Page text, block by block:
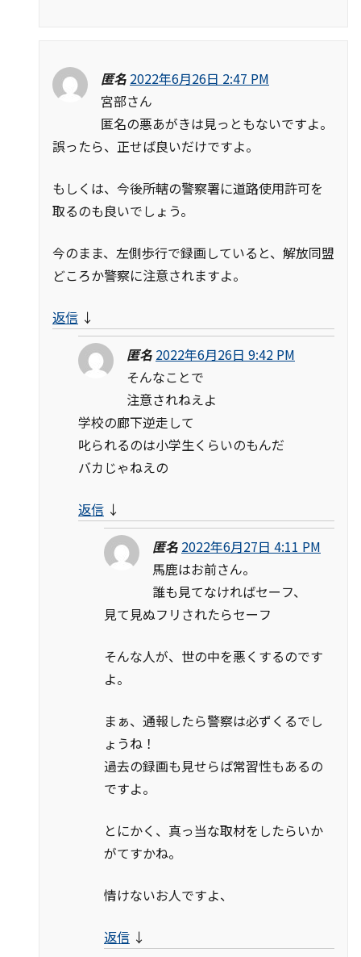
匿名 2022年6月26日 2:47 PM
宮部さん
匿名の悪あがきは見っともないですよ。
誤ったら、正せば良いだけですよ。
もしくは、今後所轄の警察署に道路使用許可を
取るのも良いでしょう。
今のまま、左側歩行で録画していると、解放同盟
どころか警察に注意されますよ。
返信 ↓
匿名 2022年6月26日 9:42 PM
そんなことで
注意されねえよ
学校の廊下逆走して
叱られるのは小学生くらいのもんだ
バカじゃねえの
返信 ↓
匿名 2022年6月27日 4:11 PM
馬鹿はお前さん。
誰も見てなければセーフ、
見て見ぬフリされたらセーフ
そんな人が、世の中を悪くするのです
よ。
まぁ、通報したら警察は必ずくるでし
ょうね！
過去の録画も見せらば常習性もあるの
ですよ。
とにかく、真っ当な取材をしたらいか
がてすかね。
情けないお人ですよ、
返信 ↓